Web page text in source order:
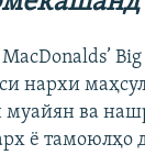
Big
нархи
ва
ё тамоюлҳо